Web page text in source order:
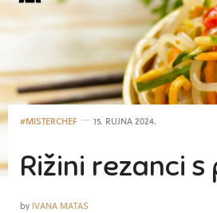
#MISTERCHEF 15. RUJNA 2024.
Rižini rezanci
by IVANA MATAS